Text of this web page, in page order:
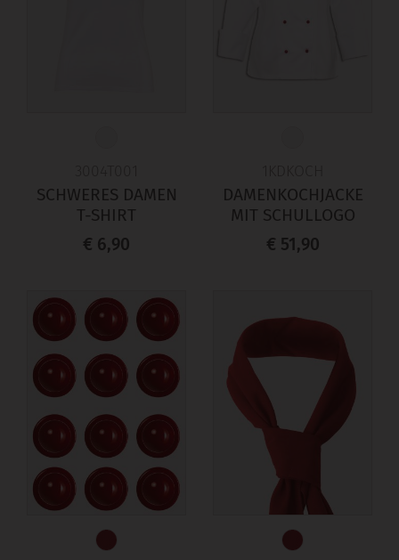
SCHWERES DAMEN
T-SHIRT
€ 6,90
DAMENKOCHJACKE
MIT SCHULLOGO
€ 51,90